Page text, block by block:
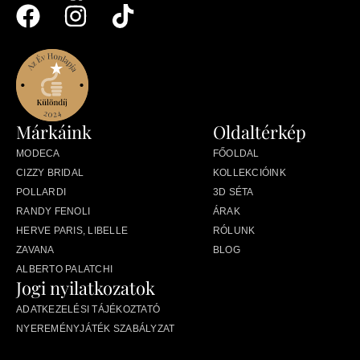
Oldaltérkép
FŐOLDAL
KOLLEKCIÓINK
3D SÉTA
ÁRAK
RÓLUNK
BLOG
Márkáink
MODECA
CIZZY BRIDAL
POLLARDI
RANDY FENOLI
HERVE PARIS, LIBELLE
ZAVANA
ALBERTO PALATCHI
Jogi nyilatkozatok
ADATKEZELÉSI TÁJÉKOZTATÓ
NYEREMÉNYJÁTÉK SZABÁLYZAT